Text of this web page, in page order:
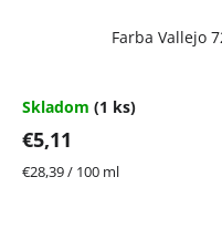
Farba Vallejo
Skladom (1 ks)
€5,11
Jednotková
€28,39 / 100 ml